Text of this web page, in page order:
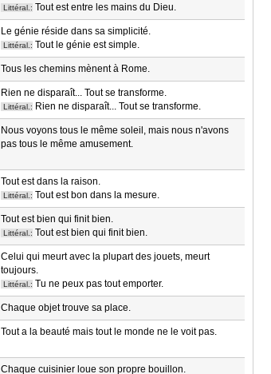
Littéral.: Tout est entre les mains du Dieu.
Le génie réside dans sa simplicité.
Littéral.: Tout le génie est simple.
Tous les chemins mènent à Rome.
Rien ne disparaît... Tout se transforme.
Littéral.: Rien ne disparaît... Tout se transforme.
Nous voyons tous le même soleil, mais nous n'avons
pas tous le même amusement.
Tout est dans la raison.
Littéral.: Tout est bon dans la mesure.
Tout est bien qui finit bien.
Littéral.: Tout est bien qui finit bien.
Celui qui meurt avec la plupart des jouets, meurt
toujours.
Littéral.: Tu ne peux pas tout emporter.
Chaque objet trouve sa place.
Tout a la beauté mais tout le monde ne le voit pas.
Chaque cuisinier loue son propre bouillon.